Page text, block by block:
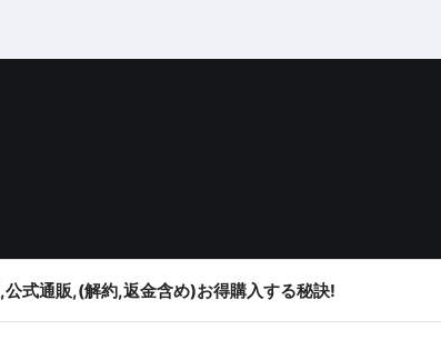
式通販,(解約,返金含め)お得購入する秘訣!